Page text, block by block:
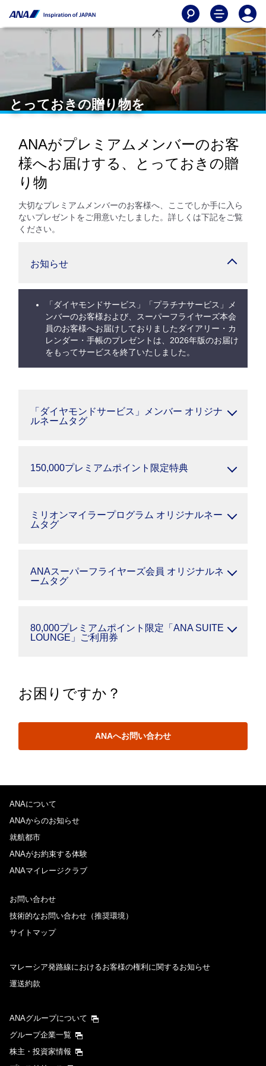
とっておきの贈り物を
ANAがプレミアムメンバーのお客
様へお届けする、とっておきの贈
り物
大切なプレミアムメンバーのお客様へ、ここでしか手に入ら
ないプレゼントをご用意いたしました。詳しくは下記をご覧
ください。
お知らせ
「ダイヤモンドサービス」「プラチナサービス」メ
ンバーのお客様および、スーパーフライヤーズ本会
員のお客様へお届けしておりましたダイアリー・カ
レンダー・手帳のプレゼントは、2026年版のお届け
をもってサービスを終了いたしました。
「ダイヤモンドサービス」メンバー オリジナ
ルネームタグ
150,000プレミアムポイント限定特典
ミリオンマイラープログラム オリジナルネー
ムタグ
ANAスーパーフライヤーズ会員 オリジナルネ
ームタグ
80,000プレミアムポイント限定「ANA SUITE
LOUNGE」ご利用券
お困りですか？
ANAへお問い合わせ
ANAについて
ANAからのお知らせ
就航都市
ANAがお約束する体験
ANAマイレージクラブ
お問い合わせ
技術的なお問い合わせ（推奨環境）
サイトマップ
マレーシア発路線におけるお客様の権利に関するお知らせ
運送約款
ANAグループについて
グループ企業一覧
株主・投資家情報